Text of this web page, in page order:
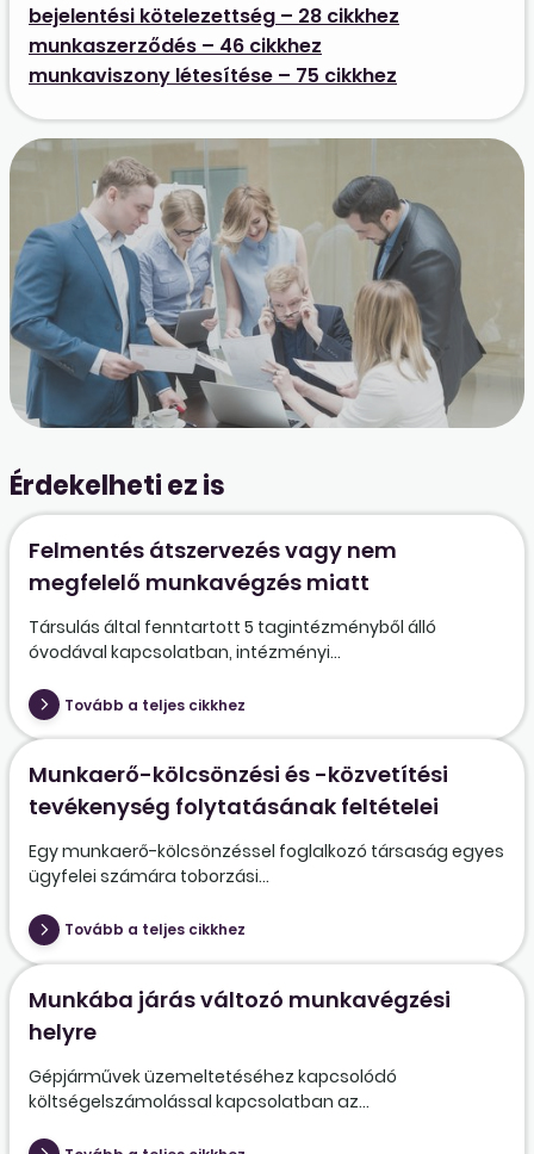
bejelentési kötelezettség – 28 cikkhez
munkaszerződés – 46 cikkhez
munkaviszony létesítése – 75 cikkhez
Érdekelheti ez is
Felmentés átszervezés vagy nem
megfelelő munkavégzés miatt
Társulás által fenntartott 5 tagintézményből álló
óvodával kapcsolatban, intézményi...
Tovább a teljes cikkhez
Munkaerő-kölcsönzési és -közvetítési
tevékenység folytatásának feltételei
Egy munkaerő-kölcsönzéssel foglalkozó társaság egyes
ügyfelei számára toborzási...
Tovább a teljes cikkhez
Munkába járás változó munkavégzési
helyre
Gépjárművek üzemeltetéséhez kapcsolódó
költségelszámolással kapcsolatban az...